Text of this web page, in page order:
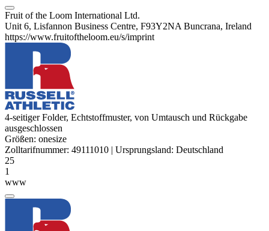
Fruit of the Loom International Ltd.
Unit 6, Lisfannon Business Centre, F93Y2NA Buncrana, Ireland
https://www.fruitoftheloom.eu/s/imprint
4-seitiger Folder, Echtstoffmuster, von Umtausch und Rückgabe
ausgeschlossen
Größen: onesize
Zolltarifnummer: 49111010 | Ursprungsland: Deutschland
25
1
www